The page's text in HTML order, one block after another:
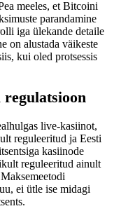
meeles, et Bitcoini
parandamine
iga ülekande detaile
on alustada väikeste
kui oled protsessis
live-kasiinot,
reguleeritud ja Eesti
kasiinode
reguleeritud ainult
ei ütle ise midagi